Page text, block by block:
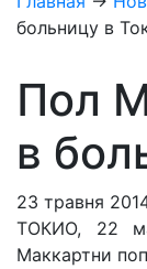
больницу в
Пол
в
23 травня
ТОКИО, 22
Маккартни